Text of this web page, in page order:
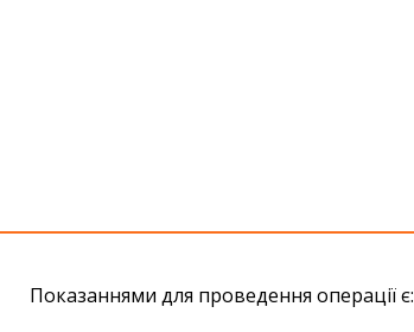
Показаннями для проведення операції є: